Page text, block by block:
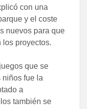
con una
y el coste
nuevos para que
los proyectos.
que se
niños fue la
a
también se